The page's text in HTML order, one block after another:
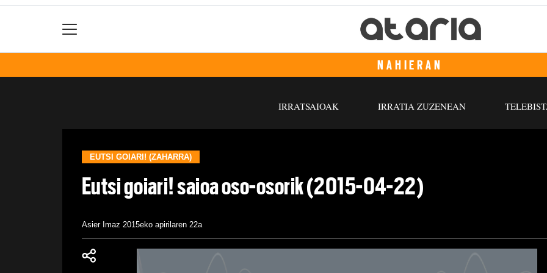
NAHIERAN
IRRATSAIOAK IRRATIA ZUZENEAN
EUTSI GOIARI! (ZAHARRA)
Eutsi goiari! saioa oso-osorik (2015-04-22)
Asier Imaz 2015eko apirilaren 22a